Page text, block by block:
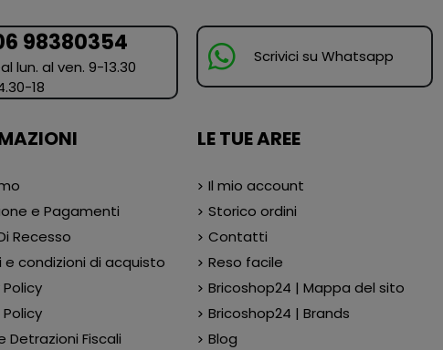
98380354
lun. al ven. 9-13.30
18
Scrivici su Whatsapp
e Pagamenti
Recesso
e condizioni di acquisto
Detrazioni Fiscali
LE TUE AREE
Il mio account
Storico ordini
Contatti
Reso facile
Bricoshop24 | Mappa del sito
Bricoshop24 | Brands
Blog